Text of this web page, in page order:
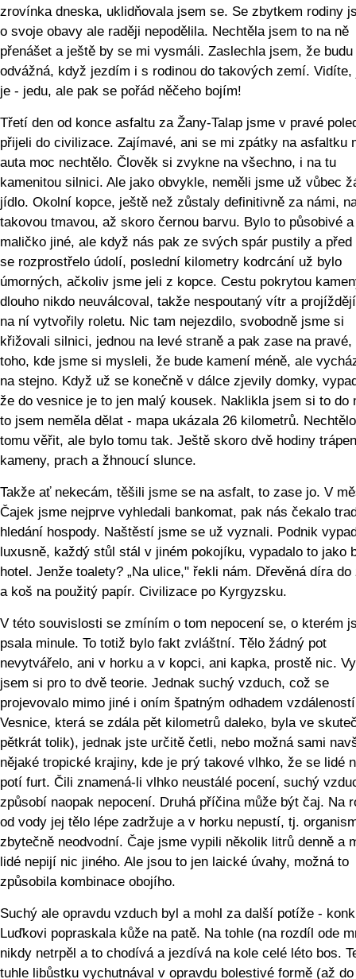
zrovínka dneska, uklidňovala jsem se. Se zbytkem rodiny
o svoje obavy ale raději nepodělila. Nechtěla jsem to na ně
přenášet a ještě by se mi vysmáli. Zaslechla jsem, že budu
odvážná, když jezdím i s rodinou do takových zemí. Vidíte,
je - jedu, ale pak se pořád něčeho bojím!
Třetí den od konce asfaltu za Žany-Talap jsme v pravé
přijeli do civilizace. Zajímavé, ani se mi zpátky na asfaltku
auta moc nechtělo. Člověk si zvykne na všechno, i na tu
kamenitou silnici. Ale jako obvykle, neměli jsme už vůbec
jídlo. Okolní kopce, ještě než zůstaly definitivně za námi,
takovou tmavou, až skoro černou barvu. Bylo to působivé
maličko jiné, ale když nás pak ze svých spár pustily a před
se rozprostřelo údolí, poslední kilometry kodrcání už bylo
úmorných, ačkoliv jsme jeli z kopce. Cestu pokrytou
dlouho nikdo neuválcoval, takže nespoutaný vítr a
na ní vytvořily roletu. Nic tam nejezdilo, svobodně jsme si
křižovali silnici, jednou na levé straně a pak zase na pravé,
toho, kde jsme si mysleli, že bude kamení méně, ale
na stejno. Když už se konečně v dálce zjevily domky,
že do vesnice je to jen malý kousek. Naklikla jsem si to do
to jsem neměla dělat - mapa ukázala 26 kilometrů.
tomu věřit, ale bylo tomu tak. Ještě skoro dvě hodiny
kameny, prach a žhnoucí slunce.
Takže ať nekecám, těšili jsme se na asfalt, to zase jo. V
Čajek jsme nejprve vyhledali bankomat, pak nás čekalo
hledání hospody. Naštěstí jsme se už vyznali. Podnik
luxusně, každý stůl stál v jiném pokojíku, vypadalo to jako
hotel. Jenže toalety? „Na ulice," řekli nám. Dřevěná díra do
a koš na použitý papír. Civilizace po Kyrgyzsku.
V této souvislosti se zmíním o tom nepocení se, o kterém
psala minule. To totiž bylo fakt zvláštní. Tělo žádný pot
nevytvářelo, ani v horku a v kopci, ani kapka, prostě nic.
jsem si pro to dvě teorie. Jednak suchý vzduch, což se
projevovalo mimo jiné i oním špatným odhadem
Vesnice, která se zdála pět kilometrů daleko, byla ve
pětkrát tolik), jednak jste určitě četli, nebo možná sami
nějaké tropické krajiny, kde je prý takové vlhko, že se lidé
potí furt. Čili znamená-li vlhko neustálé pocení, suchý
způsobí naopak nepocení. Druhá příčina může být čaj. Na
od vody jej tělo lépe zadržuje a v horku nepustí, tj.
zbytečně neodvodní. Čaje jsme vypili několik litrů denně a
lidé nepijí nic jiného. Ale jsou to jen laické úvahy, možná to
způsobila kombinace obojího.
Suchý ale opravdu vzduch byl a mohl za další potíže -
Luďkovi popraskala kůže na patě. Na tohle (na rozdíl ode
nikdy netrpěl a to chodívá a jezdívá na kole celé léto bos.
tuhle libůstku vychutnával v opravdu bolestivé formě (až